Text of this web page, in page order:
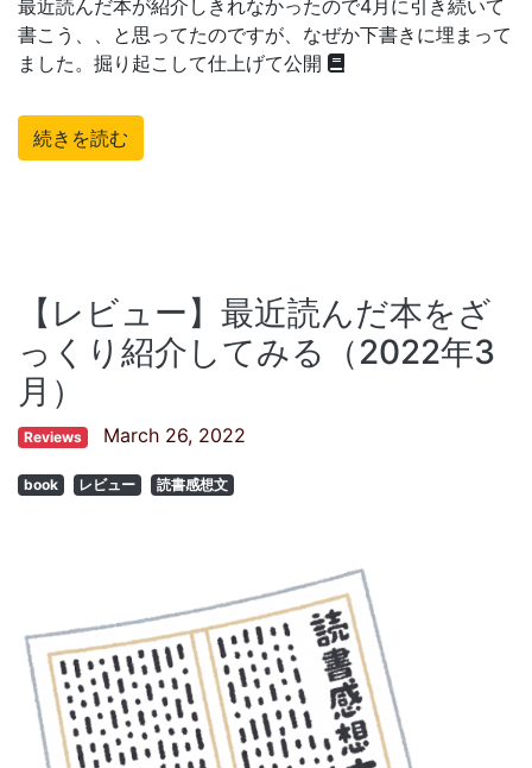
最近読んだ本が紹介しきれなかったので4月に引き続いて
書こう、、と思ってたのですが、なぜか下書きに埋まって
ました。掘り起こして仕上げて公開
続きを読む
【レビュー】最近読んだ本をざ
っくり紹介してみる（2022年3
月）
Reviews March 26, 2022
book レビュー 読書感想文